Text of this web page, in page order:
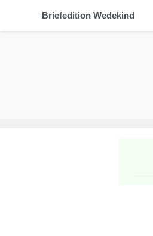
Briefedition Wedekind